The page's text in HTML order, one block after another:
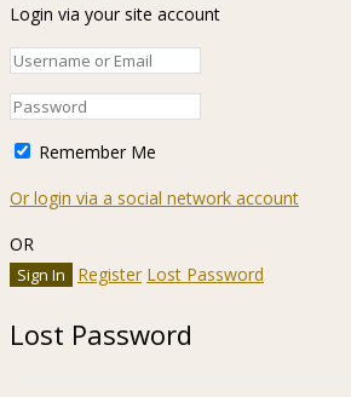
Login via your site account
Remember Me
Or login via a social network account
OR
Register Lost Password
Lost Password